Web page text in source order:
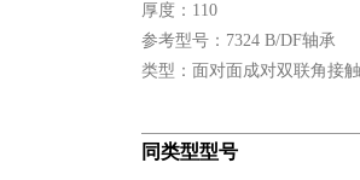
厚度：110
参考型号：7324 B/DF轴承
类型：面对面成对双联角接
同类型型号